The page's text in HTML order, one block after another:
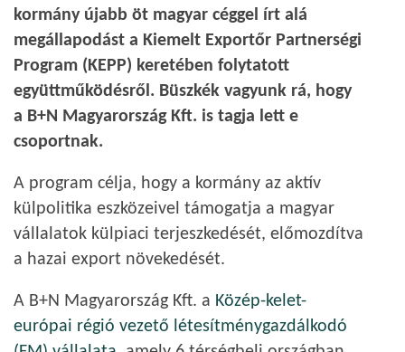
kormány újabb öt magyar céggel írt alá
megállapodást a Kiemelt Exportőr Partnerségi
Program (KEPP) keretében folytatott
együttműködésről. Büszkék vagyunk rá, hogy
a B+N Magyarország Kft. is tagja lett e
csoportnak.
A program célja, hogy a kormány az aktív
külpolitika eszközeivel támogatja a magyar
vállalatok külpiaci terjeszkedését, előmozdítva
a hazai export növekedését.
A B+N Magyarország Kft. a Közép-kelet-
európai régió vezető létesítménygazdálkodó